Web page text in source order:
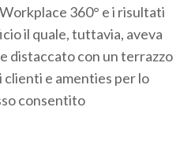
360° e i risultati
il quale, tuttavia, aveva
distaccato con un terrazzo
clienti e amenties per lo
consentito